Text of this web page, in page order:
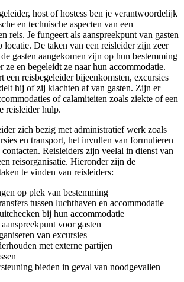
host of hostess ben je verantwoordelijk
en technische aspecten van een
reis. Je fungeert als aanspreekpunt van gasten
locatie. De taken van een reisleider zijn zeer
gasten aangekomen zijn op hun bestemming
ze en begeleidt ze naar hun accommodatie.
een reisbegeleider bijeenkomsten, excursies
hij of zij klachten af van gasten. Zijn er
of calamiteiten zoals ziekte of een
reisleider hulp.
zich bezig met administratief werk zoals
en transport, het invullen van formulieren
Reisleiders zijn veelal in dienst van
reisorganisatie. Hieronder zijn de
te vinden van reisleiders:
op plek van bestemming
tussen luchthaven en accommodatie
bij hun accommodatie
voor gasten
van excursies
met externe partijen
bieden in geval van noodgevallen